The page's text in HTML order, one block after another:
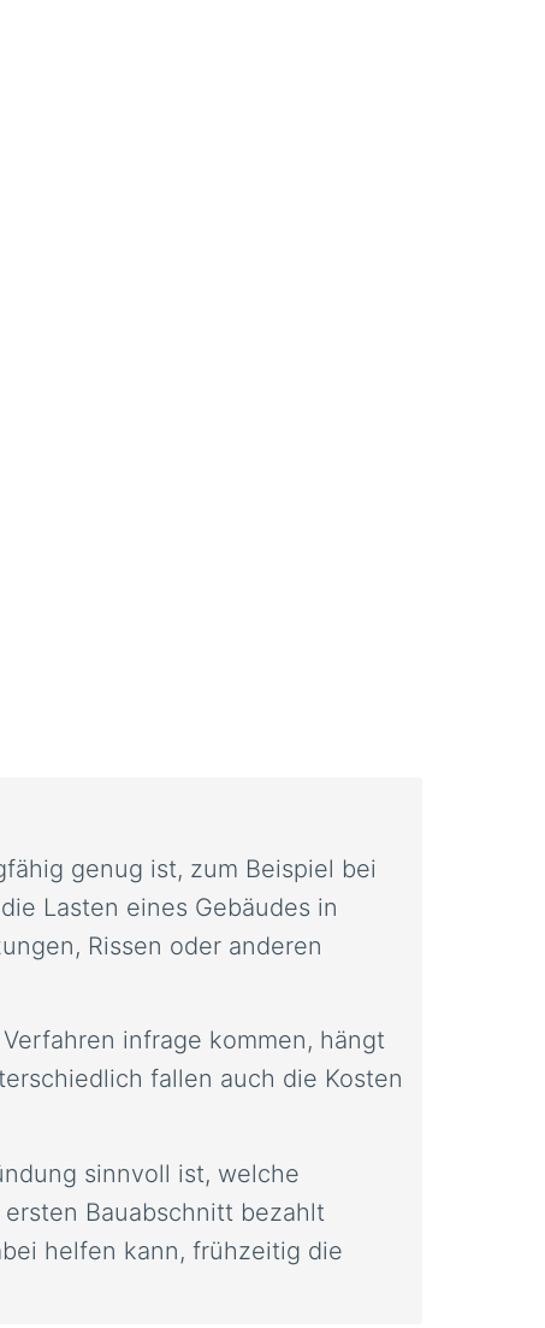
genug ist, zum Beispiel bei
Lasten eines Gebäudes in
Rissen oder anderen
infrage kommen, hängt
fallen auch die Kosten
sinnvoll ist, welche
Bauabschnitt bezahlt
helfen kann, frühzeitig die